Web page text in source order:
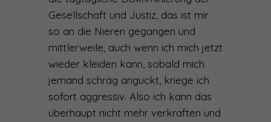
Gesellschaft und Justiz, das ist mir
so an die Nieren gegangen und
mittlerweile, auch wenn ich mich jetzt
wieder kleiden kann, sobald mich
jemand schräg anguckt, kriege ich
sofort aggressiv. Also ich kann das
überhaupt nicht mehr verkraften und